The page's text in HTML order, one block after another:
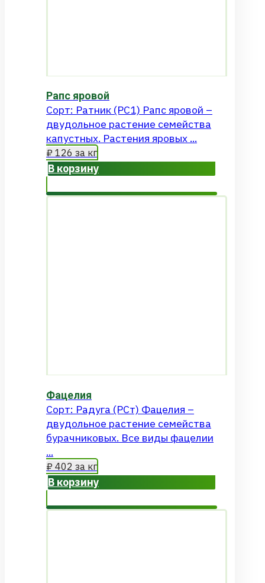
Рапс яровой
Сорт: Ратник (РС1) Рапс яровой –
двудольное растение семейства
капустных. Растения яровых ...
₽ 126 за кг
В корзину
Фацелия
Сорт: Радуга (РСт) Фацелия –
двудольное растение семейства
бурачниковых. Все виды фацелии
...
₽ 402 за кг
В корзину